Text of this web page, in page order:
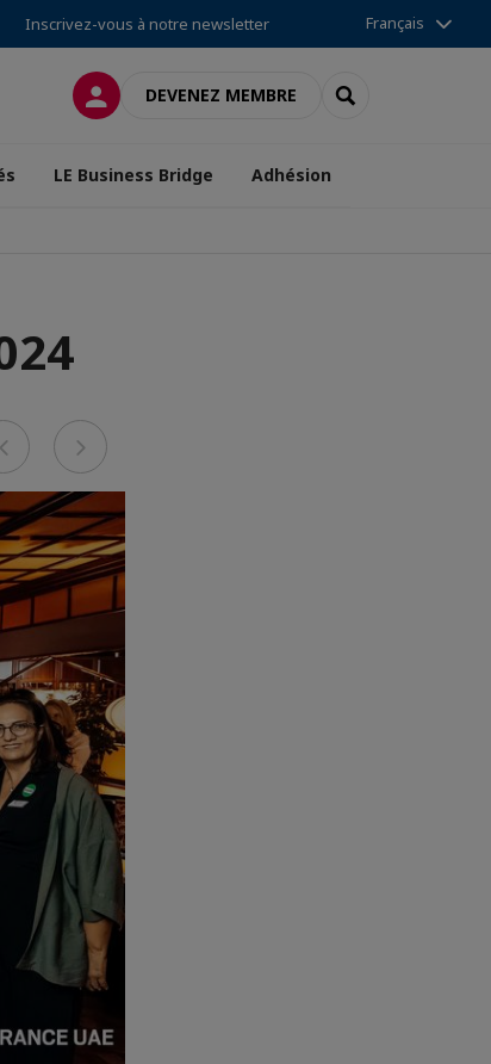
Inscrivez-vous à notre newsletter Français
CONNEXIONDEVENEZ MEMBRE RECHERCHER
LE Business Bridge Adhésion
Previous